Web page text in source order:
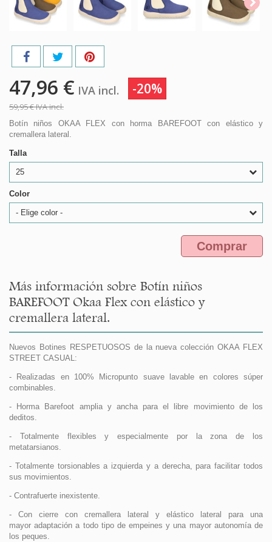
47,96 € IVA incl. -20%
59,95 €IVA incl.
Botín niños OKAA FLEX con horma BAREFOOT con elástico y
cremallera lateral.
Talla
25
Color
- Elige color -
Comprar
Más información sobre Botín niños
BAREFOOT Okaa Flex con elástico y
cremallera lateral.
Nuevos Botines RESPETUOSOS de la nueva colección OKAA FLEX
STREET CASUAL:
- Realizadas en 100% Micropunto suave lavable en colores súper
combinables.
- Horma Barefoot amplia y ancha para el libre movimiento de los
deditos.
- Totalmente flexibles y especialmente por la zona de los
metatarsianos.
- Totalmente torsionables a izquierda y a derecha, para facilitar todos
sus movimientos.
- Contrafuerte inexistente.
- Con cierre con cremallera lateral y elástico lateral para una
mayor adaptación a todo tipo de empeines y una mayor autonomía de
los peques.